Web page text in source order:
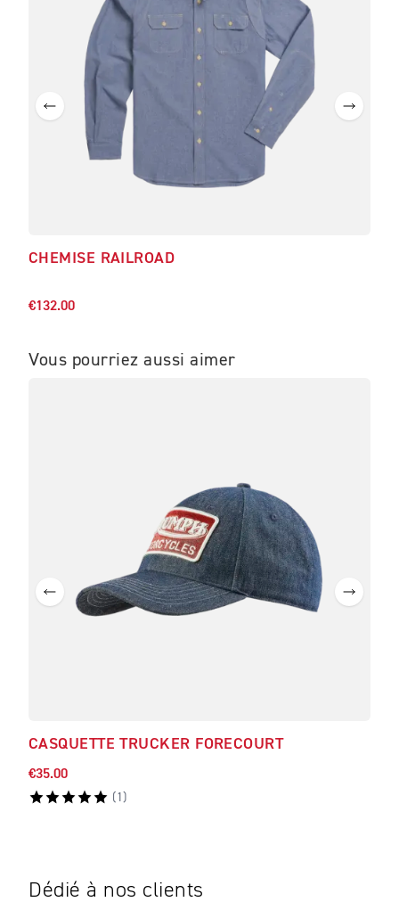
CHEMISE RAILROAD
€132.00
Vous pourriez aussi aimer
CASQUETTE TRUCKER FORECOURT
€35.00
( 1 )
Dédié à nos clients